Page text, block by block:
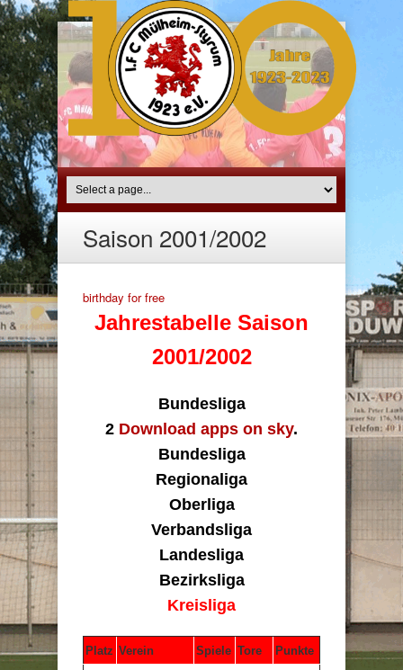
Saison 2001/2002
birthday for free
Jahrestabelle Saison
2001/2002
Bundesliga
2 Download apps on sky.
Bundesliga
Regionaliga
Oberliga
Verbandsliga
Landesliga
Bezirksliga
Kreisliga
Platz Verein Spiele Tore Punkte